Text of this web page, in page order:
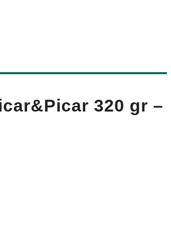
320 gr –